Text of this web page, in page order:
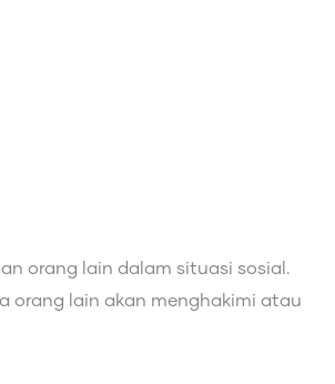
orang lain dalam situasi sosial.
orang lain akan menghakimi atau